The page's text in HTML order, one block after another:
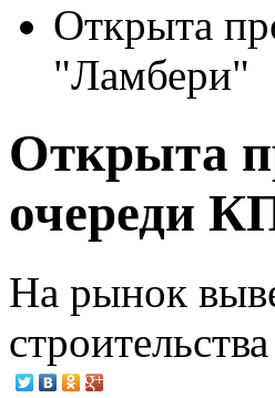
Открыта
"Ламбери"
Открыта
очереди
На рынок